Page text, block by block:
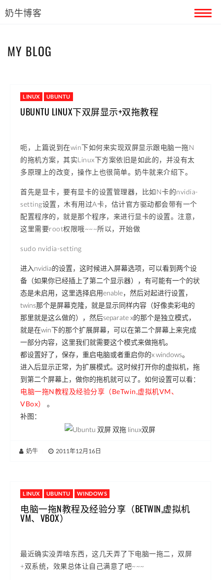
奶牛博客
MY BLOG
LINUX UBUNTU
UBUNTU LINUX下双屏显示+双拖教程
呃，上篇说到在win下如何来实现双屏显示跟电脑一拖N
的拖机方案，其实Linux下方案依旧是如此的，并没有太
多原理上的改变，操作上也很简单。奶牛就来介绍下。
首先是显卡，要有显卡的设置管理器，比如N卡的nvidia-
setting设置，木有用过A卡，估计官方驱动都会带有一个
配置程序的，就是那个程序，来进行显卡的设置。注意，
这里需要root权限哦~~~所以，开始做
sudo nvidia-setting
进入nvidia的设置，这时候进入屏幕选项，可以看到两个设
备（如果你已经插上了第二个显示器），有可能有一个的状
态是未启用，这里选择启用enable，然后对起进行设置，
twins那个是屏幕克隆，就是显示同样内容（好像卖彩电的
那里就是这么做的），然后separate x的那个是独立模式，
就是在win下的那个扩展屏幕，可以在第二个屏幕上来完成
一部分内容，这里我们就需要这个模式来做拖机。
都设置好了，保存，重启电脑或者重启你的x windows。
进入后显示正常，为扩展模式。这时候打开你的虚拟机，拖
到第二个屏幕上，做你的拖机就可以了。如何设置可以看：
电脑一拖N教程及经验分享（BeTwin,虚拟机VM、
VBox）
。
补图：
奶牛 2011年12月16日
LINUX UBUNTU WINDOWS
电脑一拖N教程及经验分享（BETWIN,虚拟机
VM、VBOX）
最近确实没弄啥东西，这几天弄了下电脑一拖二，双屏
+双系统，效果总体让自己满意了吧~~~